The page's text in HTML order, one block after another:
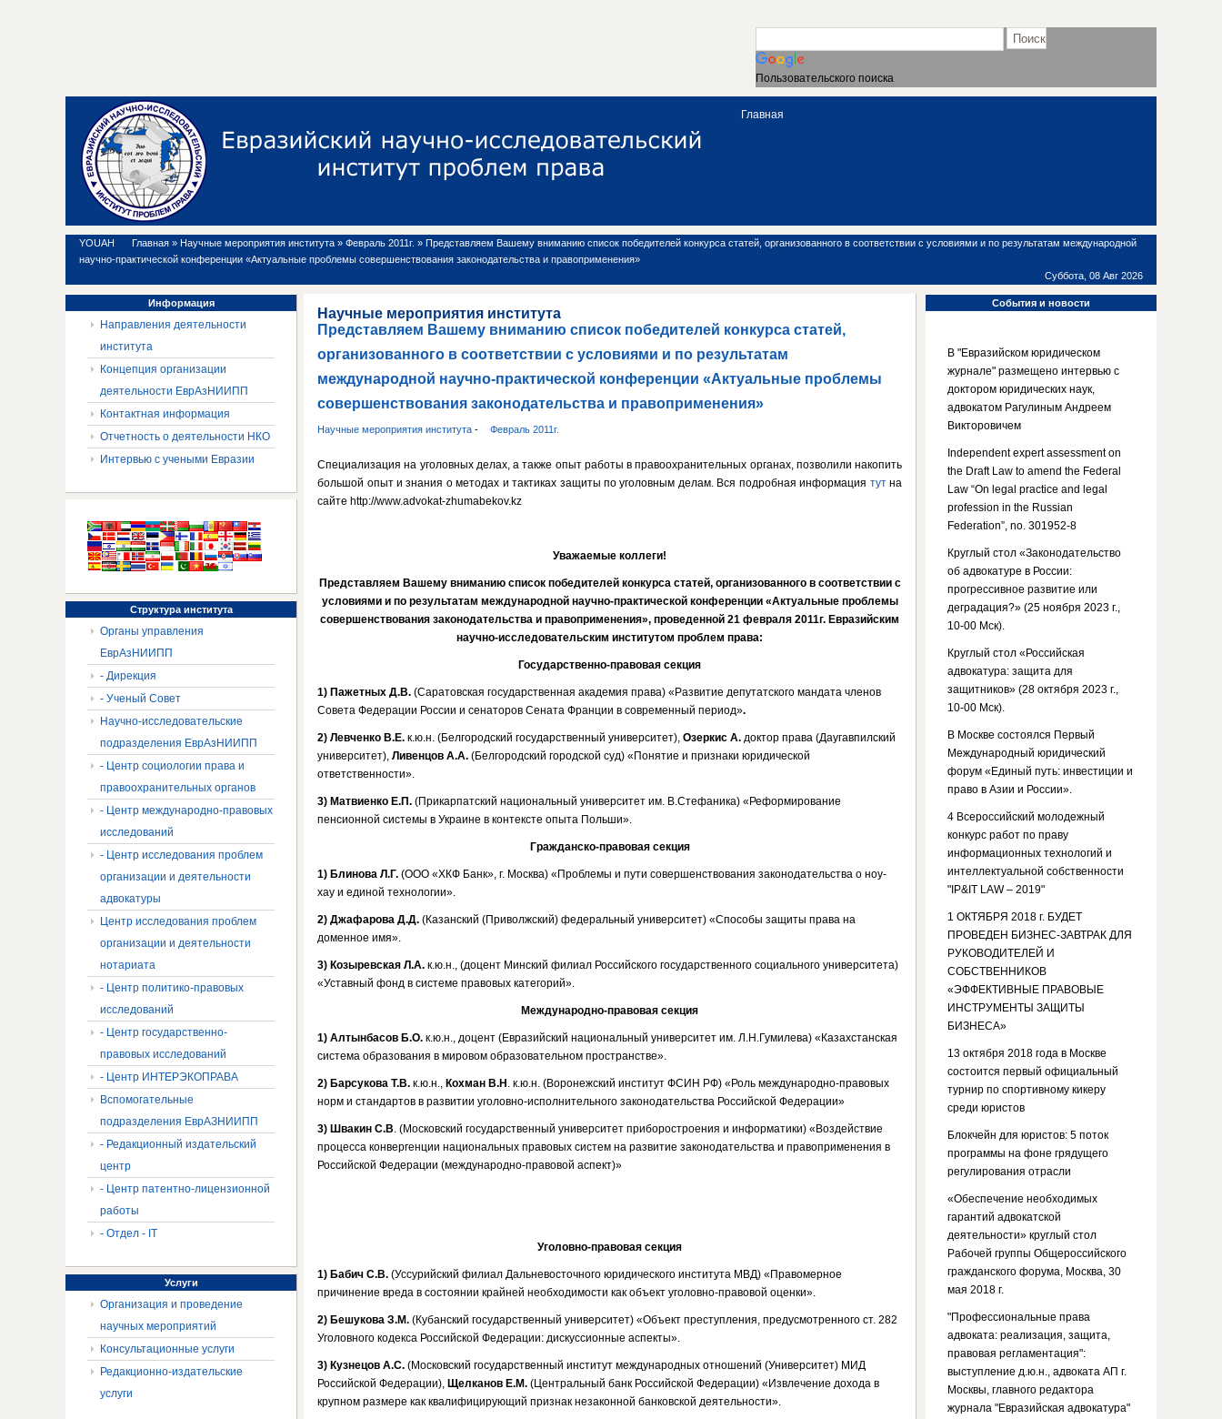
Пользовательского поиска
Главная
YOUAH Главная » Научные мероприятия института » Февраль 2011г. » Представляем Вашему вниманию список победителей конкурса статей, организованного в соответствии с условиями и по результатам международной
научно-практической конференции «Актуальные проблемы совершенствования законодательства и правоприменения»
Суббота, 08 Авг 2026
Научные мероприятия института
Представляем Вашему вниманию список победителей конкурса статей,
организованного в соответствии с условиями и по результатам
международной научно-практической конференции «Актуальные проблемы
совершенствования законодательства и правоприменения»
Научные мероприятия института- Февраль 2011г.
Специализация на уголовных делах, а также опыт работы в правоохранительных органах, позволили накопить
большой опыт и знания о методах и тактиках защиты по уголовным делам. Вся подробная информация тутна
сайте http://www.advokat-zhumabekov.kz
Уважаемые коллеги!
Представляем Вашему вниманию список победителей конкурса статей, организованного в соответствии с
условиями и по результатам международной научно-практической конференции «Актуальные проблемы
совершенствования законодательства и правоприменения», проведенной 21 февраля 2011г. Евразийским
научно-исследовательским институтом проблем права:
Государственно-правовая секция
1) Пажетных Д.В. (Саратовская государственная академия права) «Развитие депутатского мандата членов
Совета Федерации России и сенаторов Сената Франции в современный период».
2) Левченко В.Е. к.ю.н. (Белгородский государственный университет),Озеркис А. доктор права (Даугавпилский
университет),Ливенцов А.А. (Белгородский городской суд) «Понятие и признаки юридической
ответственности».
3) Матвиенко Е.П. (Прикарпатский национальный университет им. В.Стефаника) «Реформирование
пенсионной системы в Украине в контексте опыта Польши».
Гражданско-правовая секция
1) Блинова Л.Г. (ООО «ХКФ Банк», г. Москва) «Проблемы и пути совершенствования законодательства о ноу-
хау и единой технологии».
2) Джафарова Д.Д. (Казанский (Приволжский) федеральный университет) «Способы защиты права на
доменное имя».
3) Козыревская Л.А. к.ю.н., (доцент Минский филиал Российского государственного социального университета)
«Уставный фонд в системе правовых категорий».
Международно-правовая секция
1) Алтынбасов Б.О. к.ю.н., доцент (Евразийский национальный университет им. Л.Н.Гумилева) «Казахстанская
система образования в мировом образовательном пространстве».
2) Барсукова Т.В. к.ю.н., Кохман В.Н . к.ю.н. (Воронежский институт ФСИН РФ) «Роль международно-правовых
норм и стандартов в развитии уголовно-исполнительного законодательства Российской Федерации»
3) Швакин С.В. (Московский государственный университет приборостроения и информатики) «Воздействие
процесса конвергенции национальных правовых систем на развитие законодательства и правоприменения в
Российской Федерации (международно-правовой аспект)»
Уголовно-правовая секция
1) Бабич С.В. (Уссурийский филиал Дальневосточного юридического института МВД) «Правомерное
причинение вреда в состоянии крайней необходимости как объект уголовно-правовой оценки».
2) Бешукова З.М. (Кубанский государственный университет) «Объект преступления, предусмотренного ст. 282
Уголовного кодекса Российской Федерации: дискуссионные аспекты».
3) Кузнецов А.С. (Московский государственный институт международных отношений (Университет) МИД
Российской Федерации), Щелканов Е.М. (Центральный банк Российской Федерации) «Извлечение дохода в
крупном размере как квалифицирующий признак незаконной банковской деятельности».
Информация
Направления деятельности
института
Концепция организации
деятельности ЕврАзНИИПП
Контактная информация
Отчетность о деятельности НКО
Интервью с учеными Евразии
Структураинститута
Органы управления
ЕврАзНИИПП
- Дирекция
- Ученый Совет
Научно-исследовательские
подразделения ЕврАзНИИПП
- Центр социологии права и
правоохранительных органов
- Центр международно-правовых
исследований
- Центр исследования проблем
организации и деятельности
адвокатуры
Центр исследования проблем
организации и деятельности
нотариата
- Центр политико-правовых
исследований
- Центр государственно-
правовых исследований
- Центр ИНТЕРЭКОПРАВА
Вспомогательные
подразделения ЕврАЗНИИПП
- Редакционный издательский
центр
- Центр патентно-лицензионной
работы
- Отдел - IT
Услуги
Организация и проведение
научных мероприятий
Консультационные услуги
Редакционно-издательские
услуги
События и новости
В "Евразийском юридическом
журнале" размещено интервью с
доктором юридических наук,
адвокатом Рагулиным Андреем
Викторовичем
Independent expert assessment on
the Draft Law to amend the Federal
Law “On legal practice and legal
profession in the Russian
Federation”, no. 301952-8
Круглый стол «Законодательство
об адвокатуре в России:
прогрессивное развитие или
деградация?» (25 ноября 2023 г.,
10-00 Мск).
Круглый стол «Российская
адвокатура: защита для
защитников» (28 октября 2023 г.,
10-00 Мск).
В Москве состоялся Первый
Международный юридический
форум «Единый путь: инвестиции и
право в Азии и России».
4 Всероссийский молодежный
конкурс работ по праву
информационных технологий и
интеллектуальной собственности
"IP&IT LAW – 2019"
1 ОКТЯБРЯ 2018 г. БУДЕТ
ПРОВЕДЕН БИЗНЕС-ЗАВТРАК ДЛЯ
РУКОВОДИТЕЛЕЙ И
СОБСТВЕННИКОВ
«ЭФФЕКТИВНЫЕ ПРАВОВЫЕ
ИНСТРУМЕНТЫ ЗАЩИТЫ
БИЗНЕСА»
13 октября 2018 года в Москве
состоится первый официальный
турнир по спортивному кикеру
среди юристов
Блокчейн для юристов: 5 поток
программы на фоне грядущего
регулирования отрасли
«Обеспечение необходимых
гарантий адвокатской
деятельности» круглый стол
Рабочей группы Общероссийского
гражданского форума, Москва, 30
мая 2018 г.
"Профессиональные права
адвоката: реализация, защита,
правовая регламентация":
выступление д.ю.н., адвоката АП г.
Москвы, главного редактора
журнала "Евразийская адвокатура"